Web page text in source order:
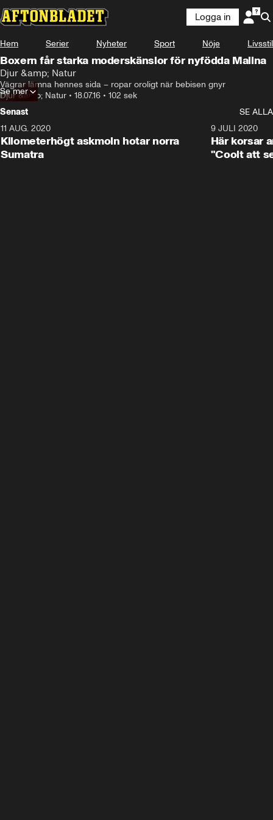
Logga in
Hem Serier Nyheter Sport Nöje Livsstil
Boxern får starka moderskänslor för nyfödda Malina
Djur &amp; Natur
Vägrar lämna hennes sida – ropar oroligt när bebisen gnyr
Djur &amp; Natur • 18.07.16 • 102 sek
Se mer
Senast
SE ALLA
11 AUG. 2020
Kilometerhögt askmoln hotar norra
Sumatra
9 JULI 2020
Här korsar
"Coolt att